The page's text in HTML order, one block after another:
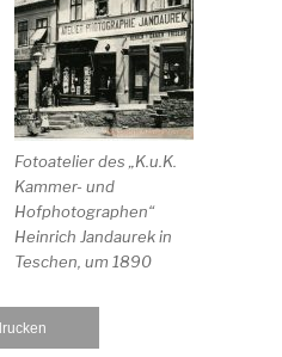
Fotoatelier des „K.u.K.
Kammer- und
Hofphotographen“
Heinrich Jandaurek in
Teschen, um 1890